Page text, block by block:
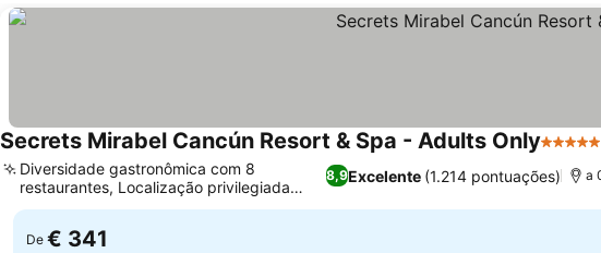
Secrets Mirabel Cancún Resort & Spa - Adults Only5
8,9Excelente (1.214 pontuações)
Diversidade gastronômica com 8
restaurantes, Localização privilegiada
entre o mar e a lagoa
a
De € 341